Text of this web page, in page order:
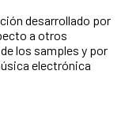
desarrollado por
a otros
los samples y por
electrónica